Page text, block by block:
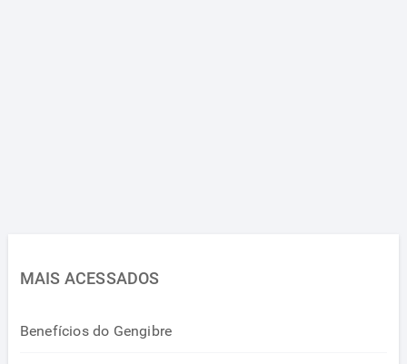
MAIS ACESSADOS
Benefícios do Gengibre